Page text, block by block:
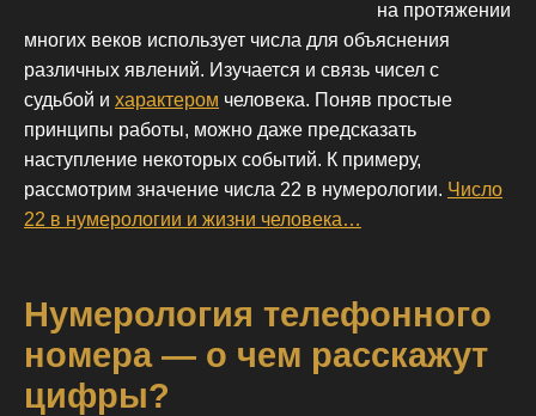
на протяжении
многих веков использует числа для объяснения
различных явлений. Изучается и связь чисел с
судьбой и характером человека. Поняв простые
принципы работы, можно даже предсказать
наступление некоторых событий. К примеру,
рассмотрим значение числа 22 в нумерологии. Число
22 в нумерологии и жизни человека…
Нумерология телефонного
номера — о чем расскажут
цифры?